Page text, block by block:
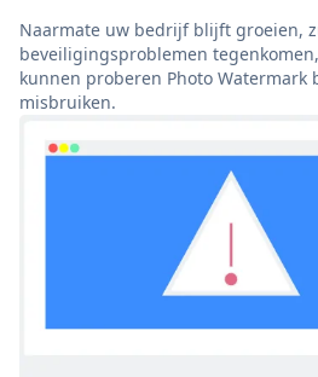
Naarmate uw bedrijf blijft groeien,
beveiligingsproblemen
kunnen proberen Photo Watermark
misbruiken.